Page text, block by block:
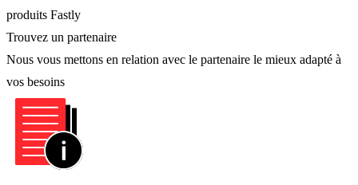
produits Fastly
Trouvez un partenaire
Nous vous mettons en relation avec le partenaire le mieux adapté à
vos besoins